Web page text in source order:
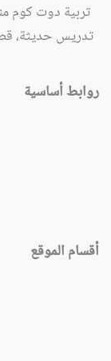
تربية دوت كوم
تدريس حديثة،
روابط أساسية
أقسام الموقع